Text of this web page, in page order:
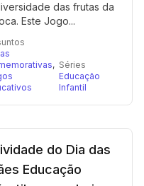
das frutas da
Este Jogo...
, Séries
Educação
Infantil
do Dia das
Educação